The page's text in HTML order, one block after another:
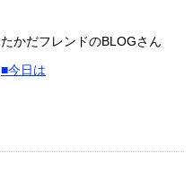
たかだフレンドのBLOGさん
■今日は